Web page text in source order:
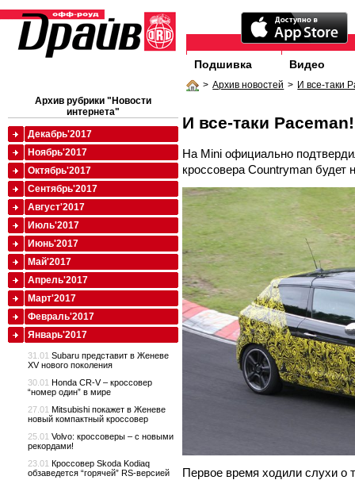
Подшивка Видео
> Архив новостей > И все-таки
И все-таки Paceman!
На Mini официально
кроссовера Countryman будет
Первое время ходили слухи о
Архив рубрики "Новости
интернета"
Декабрь'2017
Ноябрь'2017
Октябрь'2017
Сентябрь'2017
Август'2017
Июль'2017
Июнь'2017
Май'2017
Апрель'2017
Март'2017
Февраль'2017
Январь'2017
31.01 Subaru представит в Женеве
XV нового поколения
30.01 Honda CR-V – кроссовер
“номер один” в мире
27.01 Mitsubishi покажет в Женеве
новый компактный кроссовер
25.01 Volvo: кроссоверы – с новыми
рекордами!
23.01 Кроссовер Skoda Kodiaq
обзаведется “горячей” RS-версией